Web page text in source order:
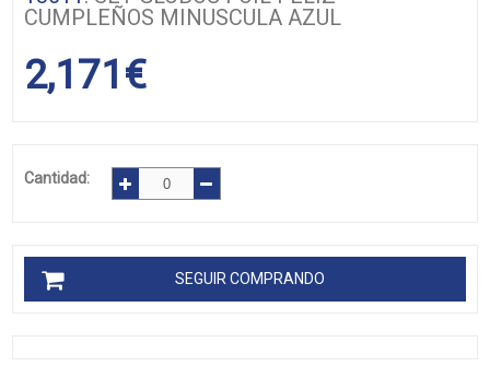
CUMPLEÑOS MINUSCULA AZUL
2,171€
Cantidad:
SEGUIR COMPRANDO